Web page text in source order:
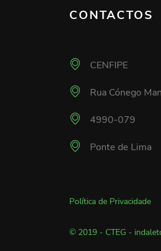
CONTACTOS
CENFIPE
Rua Cónego
4990-079
Ponte de Lima
Política de Privacidade
© 2019 - CTEG -